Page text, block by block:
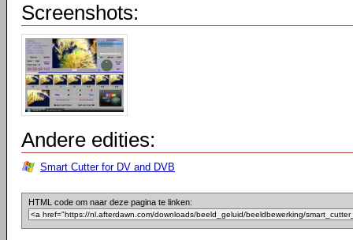
Screenshots:
Andere edities:
Smart Cutter for DV and DVB
HTML code om naar deze pagina te linken: